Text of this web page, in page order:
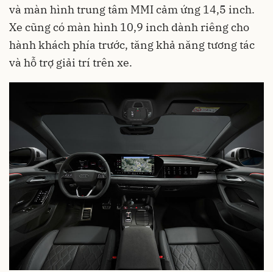
và màn hình trung tâm MMI cảm ứng 14,5 inch.
Xe cũng có màn hình 10,9 inch dành riêng cho
hành khách phía trước, tăng khả năng tương tác
và hỗ trợ giải trí trên xe.